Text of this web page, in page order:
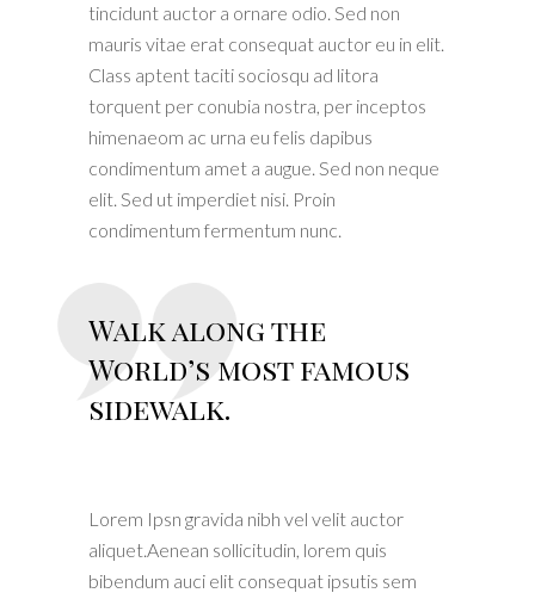
tincidunt auctor a ornare odio. Sed non
mauris vitae erat consequat auctor eu in elit.
Class aptent taciti sociosqu ad litora
torquent per conubia nostra, per inceptos
himenaeom ac urna eu felis dapibus
condimentum amet a augue. Sed non neque
elit. Sed ut imperdiet nisi. Proin
condimentum fermentum nunc.
Walk along the
World’s most famous
sidewalk.
Lorem Ipsn gravida nibh vel velit auctor
aliquet.Aenean sollicitudin, lorem quis
bibendum auci elit consequat ipsutis sem